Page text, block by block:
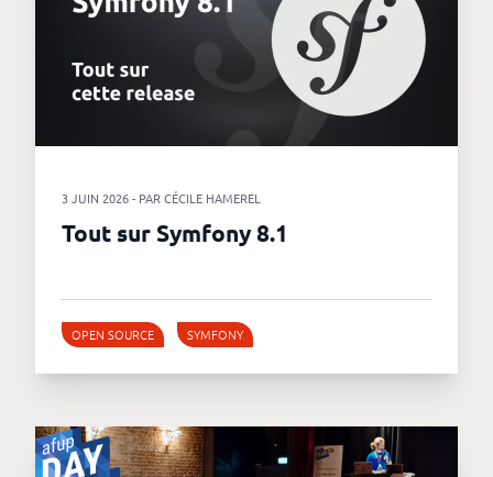
3 JUIN 2026 - PAR CÉCILE HAMEREL
Tout sur Symfony 8.1
OPEN SOURCE SYMFONY